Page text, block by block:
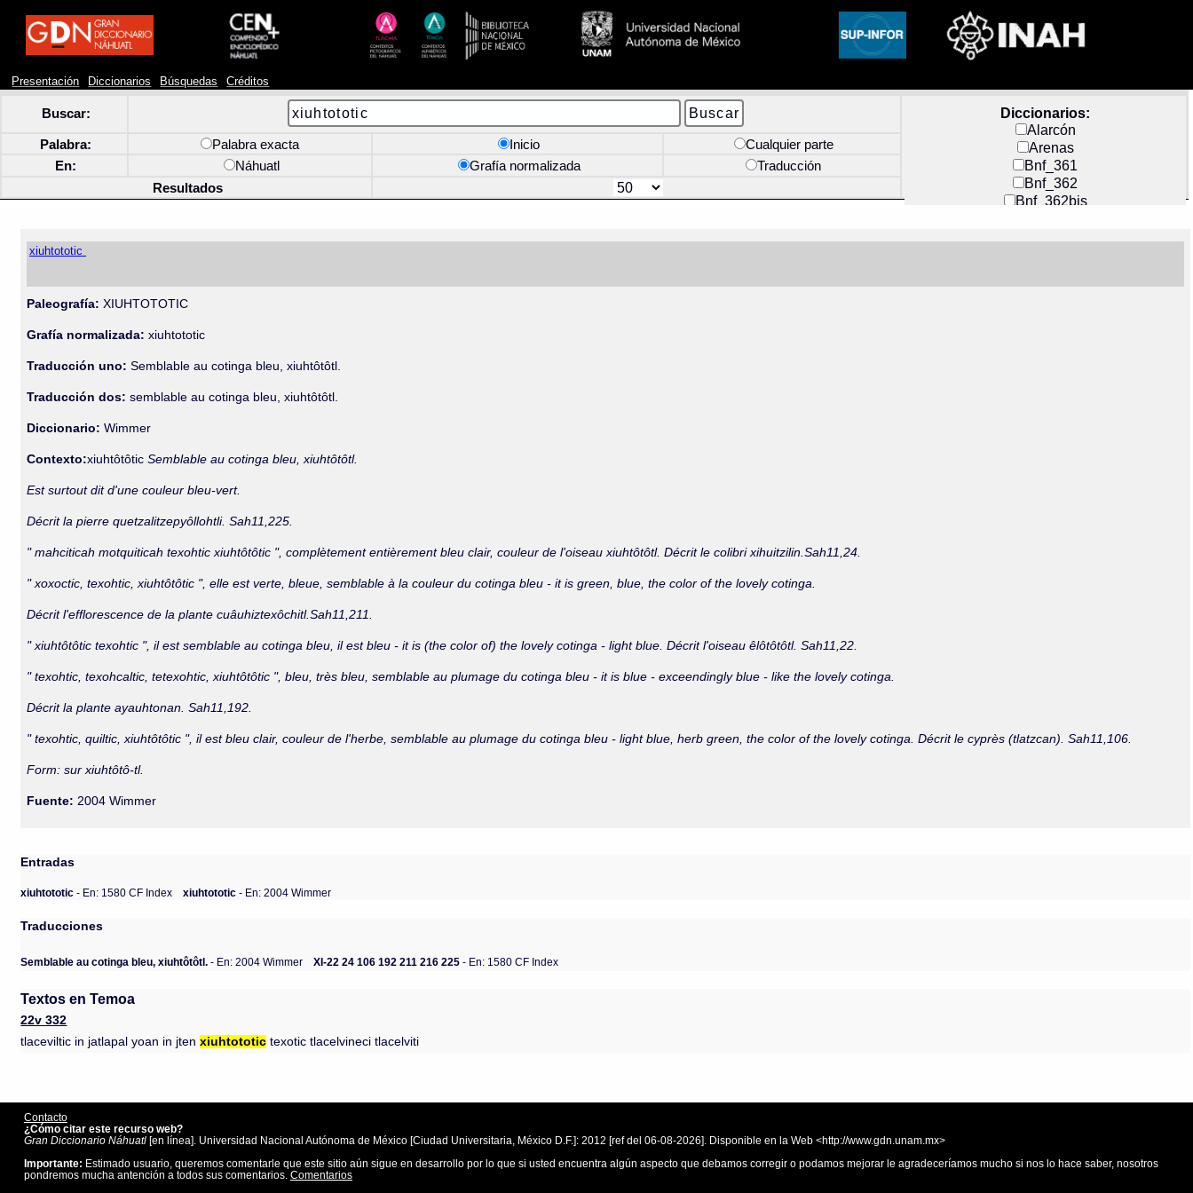
Presentación Diccionarios Búsquedas Créditos
Buscar:
Diccionarios:
Alarcón
Arenas
Bnf_361
Bnf_362
Bnf_362bis
Docs_México
Palabra: Palabra exacta Inicio
Cualquier parte
En:
Náhuatl Grafía normalizada
Traducción
Resultados
xiuhtototic
Paleografía: XIUHTOTOTIC
Grafía normalizada: xiuhtototic
Traducción uno: Semblable au cotinga bleu, xiuhtôtôtl.
Traducción dos: semblable au cotinga bleu, xiuhtôtôtl.
Diccionario:Wimmer
Contexto:xiuhtôtôticSemblable au cotinga bleu, xiuhtôtôtl.
Est surtout dit d'une couleur bleu-vert.
Décrit la pierre quetzalitzepyôllohtli. Sah11,225.
" mahciticah motquiticah texohtic xiuhtôtôtic ", complètement entièrement bleu clair, couleur de l'oiseau xiuhtôtôtl. Décrit le colibri xihuitzilin.Sah11,24.
" xoxoctic, texohtic, xiuhtôtôtic ", elle est verte, bleue, semblable à la couleur du cotinga bleu - it is green, blue, the color of the lovely cotinga.
Décrit l'efflorescence de la plante cuâuhiztexôchitl.Sah11,211.
" xiuhtôtôtic texohtic ", il est semblable au cotinga bleu, il est bleu - it is (the color of) the lovely cotinga - light blue. Décrit l'oiseau êlôtôtôtl. Sah11,22.
" texohtic, texohcaltic, tetexohtic, xiuhtôtôtic ", bleu, très bleu, semblable au plumage du cotinga bleu - it is blue - exceendingly blue - like the lovely cotinga.
Décrit la plante ayauhtonan. Sah11,192.
" texohtic, quiltic, xiuhtôtôtic ", il est bleu clair, couleur de l'herbe, semblable au plumage du cotinga bleu - light blue, herb green, the color of the lovely cotinga. Décrit le cyprès (tlatzcan). Sah11,106.
Form: sur xiuhtôtô-tl.
Fuente: 2004 Wimmer
Entradas
xiuhtototic- En: 1580 CF Index xiuhtototic- En: 2004 Wimmer
Traducciones
Semblable au cotinga bleu, xiuhtôtôtl. - En: 2004 Wimmer XI-22 24 106 192 211 216 225 - En: 1580 CF Index
Textos en Temoa
22v 332
tlaceviltic in jatlapal yoan in jtenxiuhtototic texotic tlacelvineci tlacelviti
Contacto
¿Cómo citar este recurso web?
Gran Diccionario Náhuatl[en línea]. Universidad Nacional Autónoma de México [Ciudad Universitaria, México D.F.]: 2012 [ref del 06-08-2026]. Disponible en la Web <http://www.gdn.unam.mx>
Importante: Estimado usuario, queremos comentarle que este sitio aún sigue en desarrollo por lo que si usted encuentra algún aspecto que debamos corregir o podamos mejorar le agradeceríamos mucho si nos lo hace saber, nosotros
pondremos mucha antención a todos sus comentarios. Comentarios